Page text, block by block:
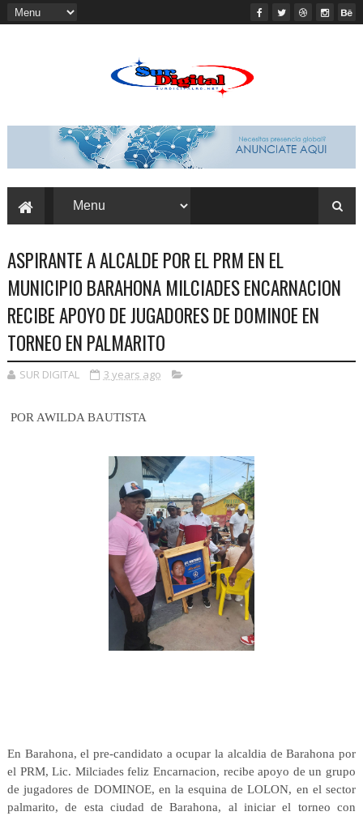
ASPIRANTE A ALCALDE POR EL PRM EN EL
MUNICIPIO BARAHONA MILCIADES ENCARNACION
RECIBE APOYO DE JUGADORES DE DOMINOE EN
TORNEO EN PALMARITO
SUR DIGITAL 3 years ago
POR AWILDA BAUTISTA
En Barahona, el pre-candidato a ocupar la alcaldia de Barahona por
el PRM, Lic. Milciades feliz Encarnacion, recibe apoyo de un grupo
de jugadores de DOMINOE, en la esquina de LOLON, en el sector
palmarito, de esta ciudad de Barahona, al iniciar el torneo con